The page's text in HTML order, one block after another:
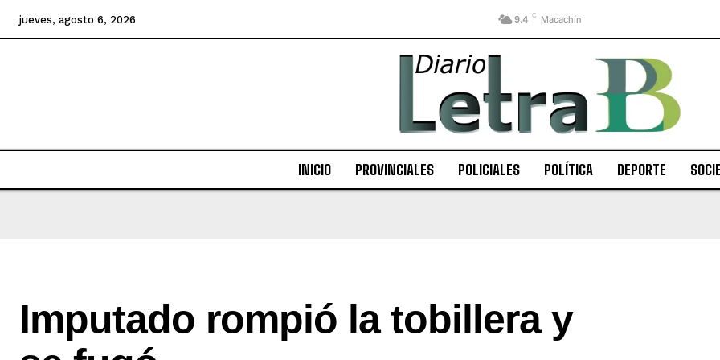
jueves, agosto 6, 2026 9.4 C Macachín
INICIO PROVINCIALES POLICIALES POLÍTICA DEPORTE
Imputado rompió la tobillera y